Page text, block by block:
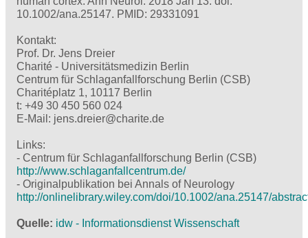
10.1002/ana.25147. PMID: 29331091
Kontakt:
Prof. Dr. Jens Dreier
Charité - Universitätsmedizin Berlin
Centrum für Schlaganfallforschung Berlin (CSB)
Charitéplatz 1, 10117 Berlin
t: +49 30 450 560 024
E-Mail: jens.dreier@charite.de
Links:
- Centrum für Schlaganfallforschung Berlin (CSB)
http://www.schlaganfallcentrum.de/
- Originalpublikation bei Annals of Neurology
http://onlinelibrary.wiley.com/doi/10.1002/ana.25147/
Quelle idw - Informationsdienst Wissenschaft